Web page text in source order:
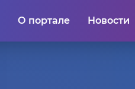
О портале Новости